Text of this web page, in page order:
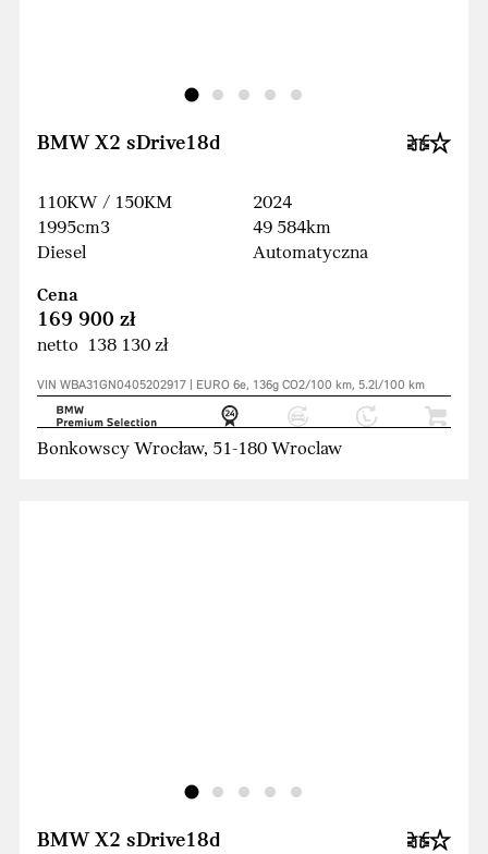
BMW X2 sDrive18d
110KW / 150KM
1995cm3
Diesel
2024
49 584km
Automatyczna
Cena
169 900 zł
netto 138 130 zł
VIN WBA31GN0405202917 | EURO 6e, 136g CO2/100 km, 5.2l/100 km
Bonkowscy Wrocław, 51-180 Wroclaw
BMW X2 sDrive18d